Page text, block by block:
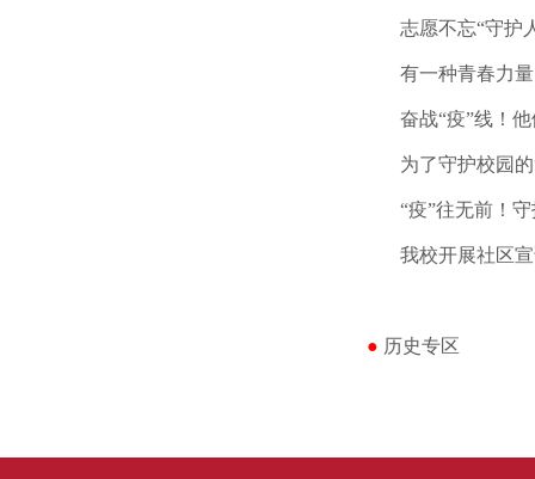
志愿不忘“守护
有一种青春力
奋战“疫”线！
为了守护校园的
“疫”往无前！
我校开展社区
● 历史专区